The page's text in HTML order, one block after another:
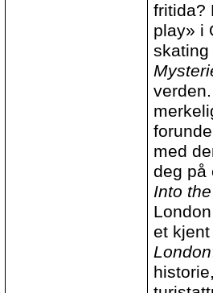
fritida?
play» i
skating
med
deg på
Into
et
London